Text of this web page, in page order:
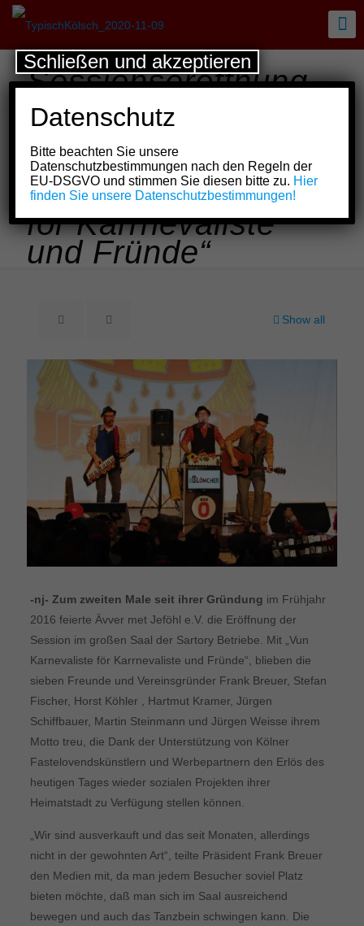
Sessionseröffnung
bei Ävver met Jeföhl
e.V. stand wieder
unter dem Motto
„Vun Karnevaliste
för Karrnevaliste
und Fründe“
Show all
-nj- Zum zweiten Male seit ihrer Gründung im Frühjahr
2016 feierte Ävver met Jeföhl e.V. die Eröffnung der
Session im großen Saal der Sartory Betriebe. Mit „Vun
Karnevaliste för Karrnevaliste und Fründe“, blieben die
sieben Freunde und Vereinsgründer Frank Breuer, Stefan
Fischer, Horst Köhler , Hartmut Kramer, Jürgen
Schiffbauer, Martin Steinmann und Jürgen Weisse ihrem
Motto treu, die Dank der Unterstützung von Kölner
Fastelovendskünstlern und Werbepartnern den Erlös des
heutigen Tages wieder sozialen Projekten ihrer
Heimatstadt zu Verfügung stellen können.
„Wir sind ausverkauft und das seit Monaten, allerdings
nicht in der gewohnten Art“, teilte Präsident Frank Breuer
den Medien mit, da man jedem Besucher soviel Platz
bieten möchte, daß man sich im Saal ausreichend
bewegen und auch das Tanzbein schwingen kann. Die
Datenschutz
Bitte beachten Sie unsere
Datenschutzbestimmungen nach den Regeln der
EU-DSGVO und stimmen Sie diesen bitte zu. Hier
finden Sie unsere Datenschutzbestimmungen!
Schließen und akzeptieren